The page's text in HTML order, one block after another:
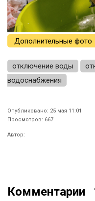
Дополнительные фото
отключение воды
водоснабжения
Опубликовано: 25 мая 11:01
Просмотров: 667
Автор:
Комментарии